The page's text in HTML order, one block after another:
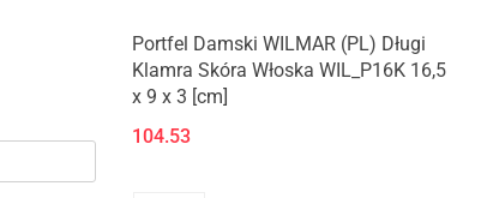
Portfel Damski WILMAR (PL) Długi
Klamra Skóra Włoska WIL_P16K 16,5
x 9 x 3 [cm]
104.53